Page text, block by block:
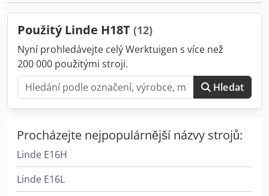
Dcjdpfew Snwtex Aatek
Použitý Linde H18T (12)
Nyní prohledávejte celý Werktuigen s více než
200 000 použitými stroji.
Hledat
Procházejte nejpopulárnější názvy strojů:
Linde E16H
Linde E16L